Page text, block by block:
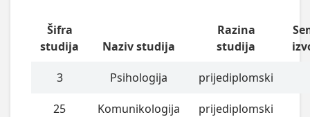
Šifra
studija
Naziv studija
Razina
studija
3 Psihologija prijediplomski
25 Komunikologija prijediplomski